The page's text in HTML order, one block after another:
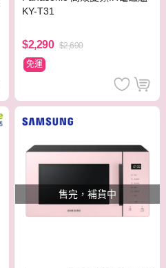
KY-T31
$2,290 $2,690
免運
售完，補貨中